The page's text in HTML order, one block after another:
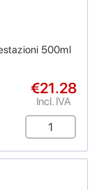
500ml
€21.28
Incl. IVA